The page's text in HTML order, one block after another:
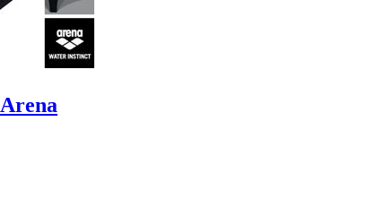
Arena